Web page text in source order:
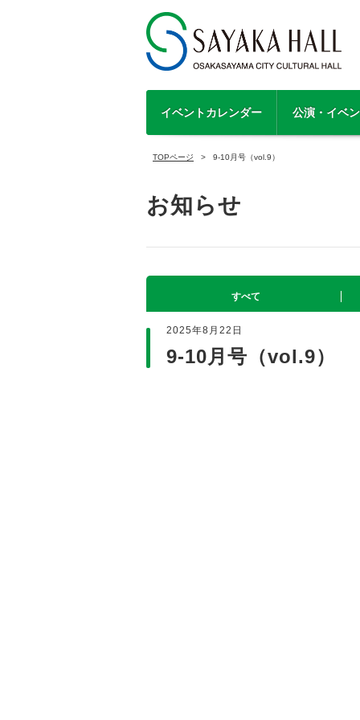
イベントカレンダー 公演・イベ
TOPページ 9-10月号（vol.9）
お知らせ
すべて
2025年8月22日
9-10月号（vol.9）